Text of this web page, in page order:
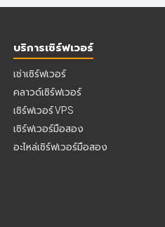
บริการเซิร์ฟเวอร์
เช่าเซิร์ฟเวอร์
คลาวด์เซิร์ฟเวอร์
เซิร์ฟเวอร์ VPS
เซิร์ฟเวอร์มือสอง
อะไหล่เซิร์ฟเวอร์มือสอง